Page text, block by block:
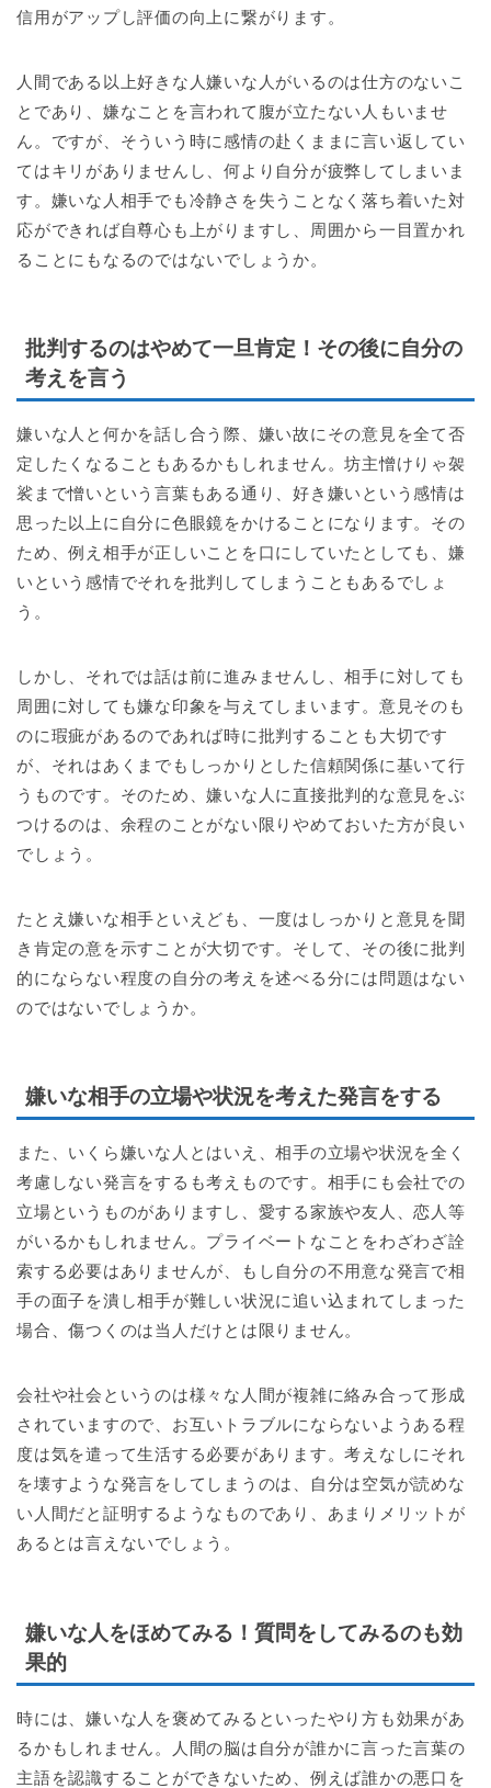
信用がアップし評価の向上に繋がります。
人間である以上好きな人嫌いな人がいるのは仕方のないこ
とであり、嫌なことを言われて腹が立たない人もいませ
ん。ですが、そういう時に感情の赴くままに言い返してい
てはキリがありませんし、何より自分が疲弊してしまいま
す。嫌いな人相手でも冷静さを失うことなく落ち着いた対
応ができれば自尊心も上がりますし、周囲から一目置かれ
ることにもなるのではないでしょうか。
批判するのはやめて一旦肯定！その後に自分の
考えを言う
嫌いな人と何かを話し合う際、嫌い故にその意見を全て否
定したくなることもあるかもしれません。坊主憎けりゃ袈
裟まで憎いという言葉もある通り、好き嫌いという感情は
思った以上に自分に色眼鏡をかけることになります。その
ため、例え相手が正しいことを口にしていたとしても、嫌
いという感情でそれを批判してしまうこともあるでしょ
う。
しかし、それでは話は前に進みませんし、相手に対しても
周囲に対しても嫌な印象を与えてしまいます。意見そのも
のに瑕疵があるのであれば時に批判することも大切です
が、それはあくまでもしっかりとした信頼関係に基いて行
うものです。そのため、嫌いな人に直接批判的な意見をぶ
つけるのは、余程のことがない限りやめておいた方が良い
でしょう。
たとえ嫌いな相手といえども、一度はしっかりと意見を聞
き肯定の意を示すことが大切です。そして、その後に批判
的にならない程度の自分の考えを述べる分には問題はない
のではないでしょうか。
嫌いな相手の立場や状況を考えた発言をする
また、いくら嫌いな人とはいえ、相手の立場や状況を全く
考慮しない発言をするも考えものです。相手にも会社での
立場というものがありますし、愛する家族や友人、恋人等
がいるかもしれません。プライベートなことをわざわざ詮
索する必要はありませんが、もし自分の不用意な発言で相
手の面子を潰し相手が難しい状況に追い込まれてしまった
場合、傷つくのは当人だけとは限りません。
会社や社会というのは様々な人間が複雑に絡み合って形成
されていますので、お互いトラブルにならないようある程
度は気を遣って生活する必要があります。考えなしにそれ
を壊すような発言をしてしまうのは、自分は空気が読めな
い人間だと証明するようなものであり、あまりメリットが
あるとは言えないでしょう。
嫌いな人をほめてみる！質問をしてみるのも効
果的
時には、嫌いな人を褒めてみるといったやり方も効果があ
るかもしれません。人間の脳は自分が誰かに言った言葉の
主語を認識することができないため、例えば誰かの悪口を